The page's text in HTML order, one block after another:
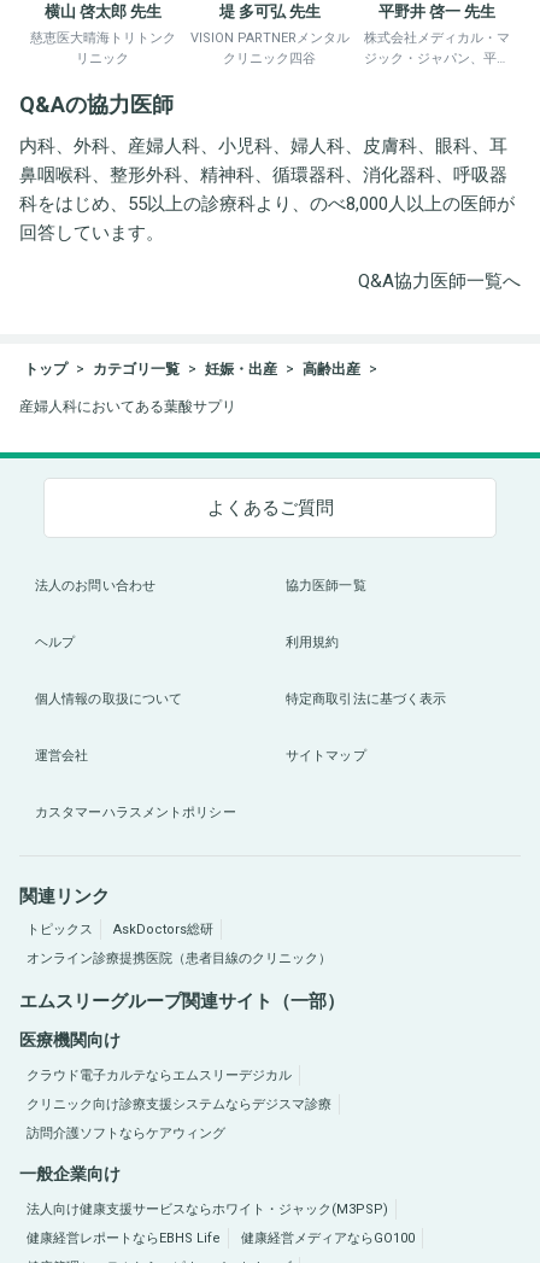
横山 啓太郎 先生
慈恵医大晴海トリトンク
リニック
堤 多可弘 先生
VISION PARTNERメンタル
クリニック四谷
平野井 啓一 先生
株式会社メディカル・マ
ジック・ジャパン、平野
Q&Aの協力医師
内科、外科、産婦人科、小児科、婦人科、皮膚科、眼科、耳
鼻咽喉科、整形外科、精神科、循環器科、消化器科、呼吸器
科をはじめ、55以上の診療科より、のべ8,000人以上の医師が
回答しています。
Q&A協力医師一覧へ
トップ カテゴリ一覧 妊娠・出産 高齢出産
産婦人科においてある葉酸サプリ
よくあるご質問
法人のお問い合わせ 協力医師一覧
ヘルプ 利用規約
個人情報の取扱について 特定商取引法に基づく表示
運営会社 サイトマップ
カスタマーハラスメントポリシー
関連リンク
トピックス
AskDoctors総研
オンライン診療提携医院（患者目線のクリニック）
エムスリーグループ関連サイト（一部）
医療機関向け
クラウド電子カルテならエムスリーデジカル
クリニック向け診療支援システムならデジスマ診療
訪問介護ソフトならケアウィング
一般企業向け
法人向け健康支援サービスならホワイト・ジャック(M3PSP)
健康経営レポートならEBHS Life
健康経営メディアならGO100